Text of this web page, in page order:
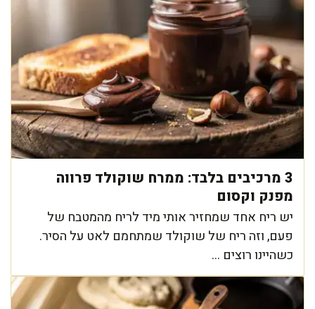
3 מרכיבים בלבד: ממרח שוקולד פרווה
מפנק וקסום
יש ריח אחד שמחזיר אותי מיד לריח מהמטבח של
פעם, וזה ריח של שוקולד שמתחמם לאט על הסיר.
כשהיינו רוצים ...